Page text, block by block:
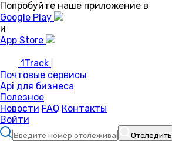
Попробуйте наше приложение в
Google Play
и
App Store
1Track
Почтовые сервисы
Api для бизнеса
Полезное
Новости FAQ Контакты
Войти
Отследить